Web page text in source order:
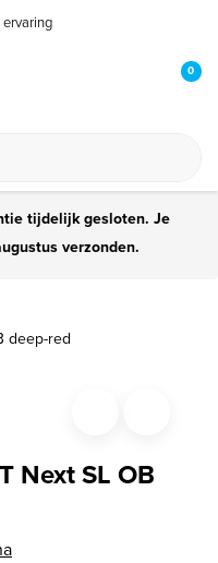
0
tijdelijk gesloten. Je
verzonden.
deep-red
Next SL OB